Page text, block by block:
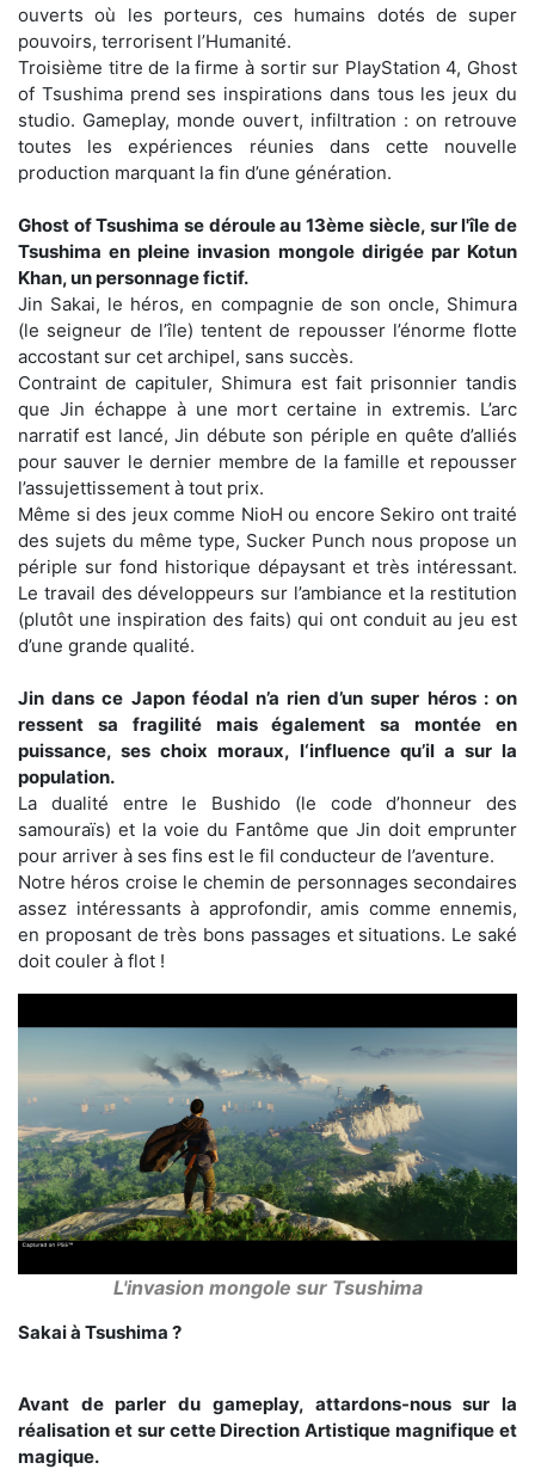
ouverts où les porteurs, ces humains dotés de super
pouvoirs, terrorisent l’Humanité.
Troisième titre de la firme à sortir sur PlayStation 4, Ghost
of Tsushima prend ses inspirations dans tous les jeux du
studio. Gameplay, monde ouvert, infiltration : on retrouve
toutes les expériences réunies dans cette nouvelle
production marquant la fin d’une génération.
Ghost of Tsushima se déroule au 13ème siècle, sur l'île de
Tsushima en pleine invasion mongole dirigée par Kotun
Khan, un personnage fictif.
Jin Sakai, le héros, en compagnie de son oncle, Shimura
(le seigneur de l’île) tentent de repousser l’énorme flotte
accostant sur cet archipel, sans succès.
Contraint de capituler, Shimura est fait prisonnier tandis
que Jin échappe à une mort certaine in extremis. L’arc
narratif est lancé, Jin débute son périple en quête d’alliés
pour sauver le dernier membre de la famille et repousser
l’assujettissement à tout prix.
Même si des jeux comme NioH ou encore Sekiro ont traité
des sujets du même type, Sucker Punch nous propose un
périple sur fond historique dépaysant et très intéressant.
Le travail des développeurs sur l’ambiance et la restitution
(plutôt une inspiration des faits) qui ont conduit au jeu est
d’une grande qualité.
Jin dans ce Japon féodal n’a rien d’un super héros : on
ressent sa fragilité mais également sa montée en
puissance, ses choix moraux, l‘influence qu’il a sur la
population.
La dualité entre le Bushido (le code d’honneur des
samouraïs) et la voie du Fantôme que Jin doit emprunter
pour arriver à ses fins est le fil conducteur de l’aventure.
Notre héros croise le chemin de personnages secondaires
assez intéressants à approfondir, amis comme ennemis,
en proposant de très bons passages et situations. Le saké
doit couler à flot !
L'invasion mongole sur Tsushima
Sakai à Tsushima ?
Avant de parler du gameplay, attardons-nous sur la
réalisation et sur cette Direction Artistique magnifique et
magique.